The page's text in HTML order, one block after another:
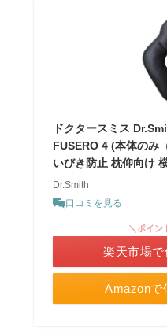
ドクタースミス
FUSERO 4 (本体のみ
いびき防止 枕仰向け
Dr.Smith
口コミを見る
Amazonで
＼ポイン
楽天市場で